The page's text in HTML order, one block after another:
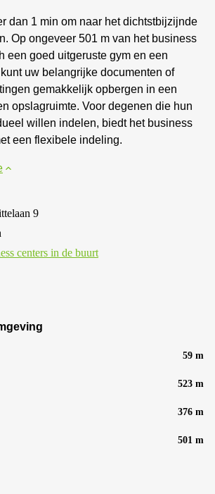
dan 1 min om naar het dichtstbijzijnde
Op ongeveer 501 m van het business
een goed uitgeruste gym en een
uw belangrijke documenten of
gemakkelijk opbergen in een
opslagruimte. Voor degenen die hun
willen indelen, biedt het business
een flexibele indeling.
9
centers in de buurt
59 m
523 m
376 m
501 m